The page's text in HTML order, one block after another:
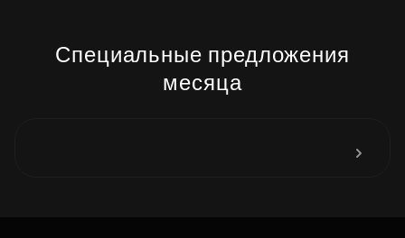
Специальные предложения
месяца